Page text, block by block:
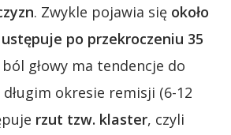
. Zwykle pojawia się około
po przekroczeniu 35
głowy ma tendencje do
okresie remisji (6-12
rzut tzw. klaster, czyli